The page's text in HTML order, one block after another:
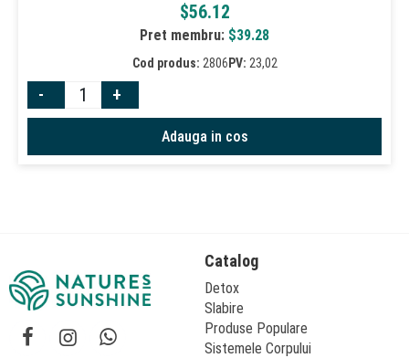
$56.12
Pret membru: $39.28
Cod produs: 2806 PV: 23,02
- +
Adauga in cos
Catalog
Detox
Slabire
Produse Populare
Sistemele Corpului